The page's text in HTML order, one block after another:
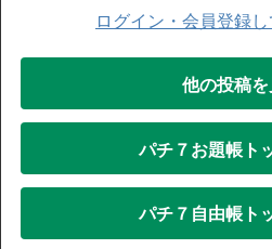
ログイン・会員登録
他の投稿
パチ７お題帳ト
パチ７自由帳ト